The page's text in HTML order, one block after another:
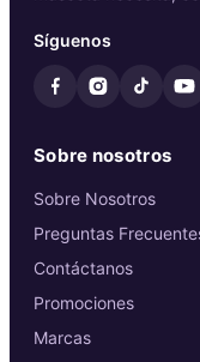
Síguenos
Sobre nosotros
Sobre Nosotros
Preguntas
Contáctanos
Promociones
Marcas